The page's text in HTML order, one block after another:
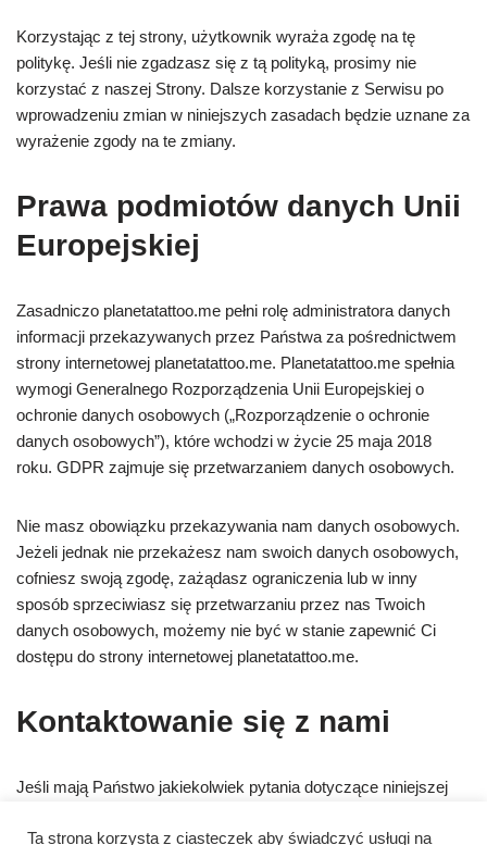
Korzystając z tej strony, użytkownik wyraża zgodę na tę
politykę. Jeśli nie zgadzasz się z tą polityką, prosimy nie
korzystać z naszej Strony. Dalsze korzystanie z Serwisu po
wprowadzeniu zmian w niniejszych zasadach będzie uznane za
wyrażenie zgody na te zmiany.
Prawa podmiotów danych Unii
Europejskiej
Zasadniczo planetatattoo.me pełni rolę administratora danych
informacji przekazywanych przez Państwa za pośrednictwem
strony internetowej planetatattoo.me. Planetatattoo.me spełnia
wymogi Generalnego Rozporządzenia Unii Europejskiej o
ochronie danych osobowych („Rozporządzenie o ochronie
danych osobowych”), które wchodzi w życie 25 maja 2018
roku. GDPR zajmuje się przetwarzaniem danych osobowych.
Nie masz obowiązku przekazywania nam danych osobowych.
Jeżeli jednak nie przekażesz nam swoich danych osobowych,
cofniesz swoją zgodę, zażądasz ograniczenia lub w inny
sposób sprzeciwiasz się przetwarzaniu przez nas Twoich
danych osobowych, możemy nie być w stanie zapewnić Ci
dostępu do strony internetowej planetatattoo.me.
Kontaktowanie się z nami
Jeśli mają Państwo jakiekolwiek pytania dotyczące niniejszej
Państwa postępowania z tą stroną, prosimy o kontakt.
Ta strona korzysta z ciasteczek aby świadczyć usługi na